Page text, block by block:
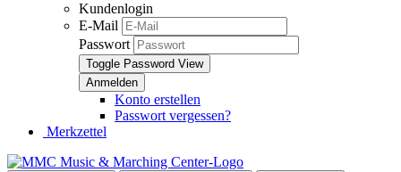
Kundenlogin
E-Mail
Passwort
Toggle Password View
Konto erstellen
Passwort vergessen?
Merkzettel